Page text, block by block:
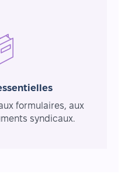
formulaires, aux
syndicaux.